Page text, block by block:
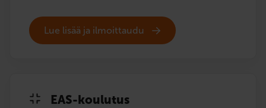
Lue lisää ja ilmoittaudu
EAS-koulutus